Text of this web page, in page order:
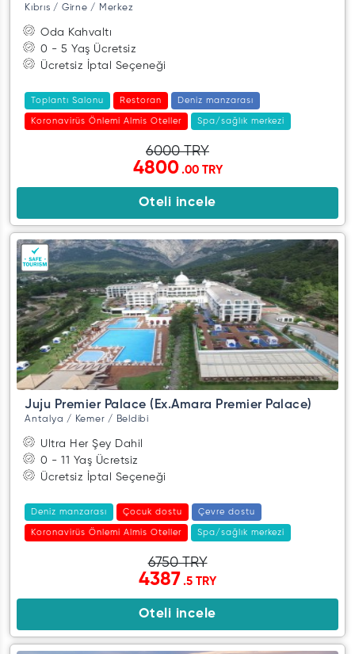
Kıbrıs / Girne / Merkez
Oda Kahvaltı
0 - 5 Yaş Ücretsiz
Ücretsiz İptal Seçeneği
Toplantı Salonu Restoran Deniz manzarası
Koronavirüs Önlemi Almis Oteller Spa/sağlık merkezi
6000 TRY
4800.00 TRY
Oteli incele
Juju Premier Palace (Ex.Amara Premier Palace)
Antalya / Kemer / Beldibi
Ultra Her Şey Dahil
0 - 11 Yaş Ücretsiz
Ücretsiz İptal Seçeneği
Deniz manzarası Çocuk dostu Çevre dostu
Koronavirüs Önlemi Almis Oteller Spa/sağlık merkezi
6750 TRY
4387.5 TRY
Oteli incele